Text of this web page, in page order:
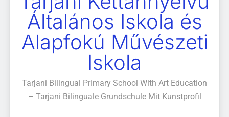
Kötelező és ajánlott olvasmányok
A Mi Világunk!
Általános Iskola és
Alapfokú Művészeti
Iskola
Tarjani Bilingual Primary School With Art Education
– Tarjani Bilinguale Grundschule Mit Kunstprofil